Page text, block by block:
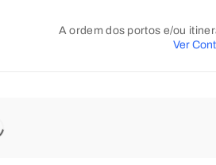
A ordem dos portos e/ou
Ver